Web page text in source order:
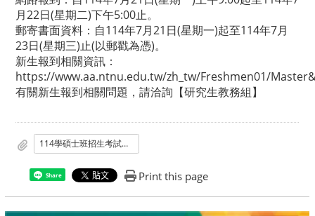
月22日(星期二)下午5:00止。
郵寄書面資料：自114年7月21日(星期一)起至114年7月
23日(星期三)止(以郵戳為憑)。
新生報到相關資訊：
https://www.aa.ntnu.edu.tw/zh_tw/Freshmen01/
有關新生報到相關問題，請洽詢【研究生教務組】
114學碩士班招生考試第15梯次遞補名單
Share Print this page